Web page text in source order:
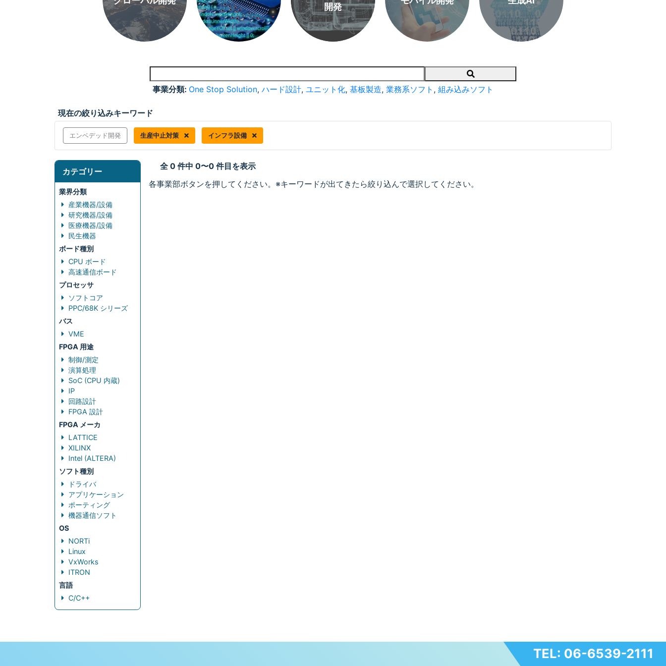
開発
Search
事業分類: One Stop Solution, ハード設計, ユニット化, 基板製造, 業務系ソフト , 組み込みソフト
現在の絞り込みキーワード
エンベデッド開発 生産中止対策 インフラ設備
カテゴリー
業界分類
産業機器/設備
研究機器/設備
医療機器/設備
民生機器
ボード種別
CPU ボード
高速通信ボード
プロセッサ
ソフトコア
PPC/68K シリーズ
バス
VME
FPGA 用途
制御/測定
演算処理
SoC (CPU 内蔵)
IP
回路設計
FPGA 設計
FPGA メーカ
LATTICE
XILINX
Intel (ALTERA)
ソフト種別
ドライバ
アプリケーション
ポーティング
機器通信ソフト
OS
NORTi
Linux
VxWorks
ITRON
言語
C/C++
全 0 件中 0〜0 件目を表示
各事業部ボタンを押してください。※キーワードが出てきたら絞り込んで選択してください。
TEL: 06-6539-2111